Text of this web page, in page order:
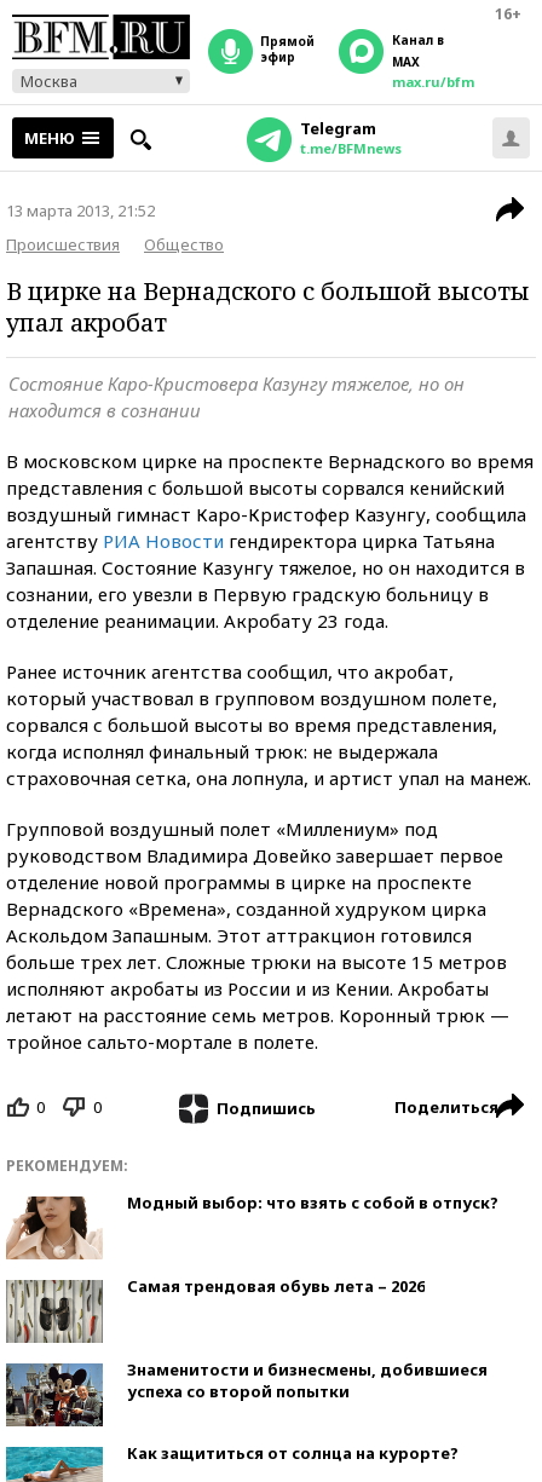
16+
Москва
прямой
эфир
Канал в
MAX
max.ru/bfm
МЕНЮ Telegram
t.me/BFMnews
13 марта 2013, 21:52
Происшествия
Общество
В цирке на Вернадского с большой высоты
упал акробат
Состояние Каро-Кристовера Казунгу тяжелое, но он
находится в сознании
В московском цирке на проспекте Вернадского во время
представления с большой высоты сорвался кенийский
воздушный гимнаст Каро-Кристофер Казунгу, сообщила
агентству РИА Новости гендиректора цирка Татьяна
Запашная. Состояние Казунгу тяжелое, но он находится в
сознании, его увезли в Первую градскую больницу в
отделение реанимации. Акробату 23 года.
Ранее источник агентства сообщил, что акробат,
который участвовал в групповом воздушном полете,
сорвался с большой высоты во время представления,
когда исполнял финальный трюк: не выдержала
страховочная сетка, она лопнула, и артист упал на манеж.
Групповой воздушный полет «Миллениум» под
руководством Владимира Довейко завершает первое
отделение новой программы в цирке на проспекте
Вернадского «Времена», созданной худруком цирка
Аскольдом Запашным. Этот аттракцион готовился
больше трех лет. Сложные трюки на высоте 15 метров
исполняют акробаты из России и из Кении. Акробаты
летают на расстояние семь метров. Коронный трюк —
тройное сальто-мортале в полете.
0 0 Подпишись Поделиться
РЕКОМЕНДУЕМ:
Модный выбор: что взять с собой в отпуск?
Самая трендовая обувь лета – 2026
Знаменитости и бизнесмены, добившиеся
успеха со второй попытки
Как защититься от солнца на курорте?